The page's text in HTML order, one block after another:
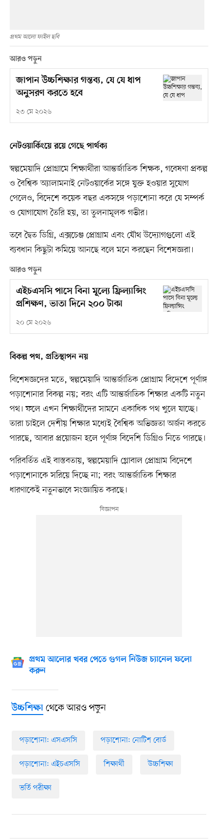
প্রথম আলো ফাইল ছবি
আরও পড়ুন
জাপান উচ্চশিক্ষার গন্তব্য, যে যে ধাপ
অনুসরণ করতে হবে
২৩ মে ২০২৬
নেটওয়ার্কিংয়ে রয়ে গেছে পার্থক্য
স্বল্পমেয়াদি প্রোগ্রামে শিক্ষার্থীরা আন্তর্জাতিক শিক্ষক, গবেষণা প্রকল্প
ও বৈশ্বিক অ্যালামনাই নেটওয়ার্কের সঙ্গে যুক্ত হওয়ার সুযোগ
পেলেও, বিদেশে কয়েক বছর একসঙ্গে পড়াশোনা করে যে সম্পর্ক
ও যোগাযোগ তৈরি হয়, তা তুলনামূলক গভীর।
তবে দ্বৈত ডিগ্রি, এক্সচেঞ্জ প্রোগ্রাম এবং যৌথ উদ্যোগগুলো এই
ব্যবধান কিছুটা কমিয়ে আনছে বলে মনে করছেন বিশেষজ্ঞরা।
আরও পড়ুন
এইচএসসি পাসে বিনা মূল্যে ফ্রিল্যান্সিং
প্রশিক্ষণ, ভাতা দিনে ২০০ টাকা
২০ মে ২০২৬
বিকল্প পথ, প্রতিস্থাপন নয়
বিশেষজ্ঞদের মতে, স্বল্পমেয়াদি আন্তর্জাতিক প্রোগ্রাম বিদেশে পূর্ণাঙ্গ
পড়াশোনার বিকল্প নয়; বরং এটি আন্তর্জাতিক শিক্ষার একটি নতুন
পথ। ফলে এখন শিক্ষার্থীদের সামনে একাধিক পথ খুলে যাচ্ছে।
তারা চাইলে দেশীয় শিক্ষার মধ্যেই বৈশ্বিক অভিজ্ঞতা অর্জন করতে
পারছে, আবার প্রয়োজন হলে পূর্ণাঙ্গ বিদেশি ডিগ্রিও নিতে পারছে।
পরিবর্তিত এই বাস্তবতায়, স্বল্পমেয়াদি গ্লোবাল প্রোগ্রাম বিদেশে
পড়াশোনাকে সরিয়ে দিচ্ছে না; বরং আন্তর্জাতিক শিক্ষার
ধারণাকেই নতুনভাবে সংজ্ঞায়িত করছে।
প্রথম আলোর খবর পেতে গুগল নিউজ চ্যানেল ফলো
করুন
উচ্চশিক্ষাথেকে আরও পড়ুন
পড়াশোনা: এসএসসি পড়াশোনা: নোটিশ বোর্ড
পড়াশোনা: এইচএসসি শিক্ষার্থী উচ্চশিক্ষা
ভর্তি পরীক্ষা